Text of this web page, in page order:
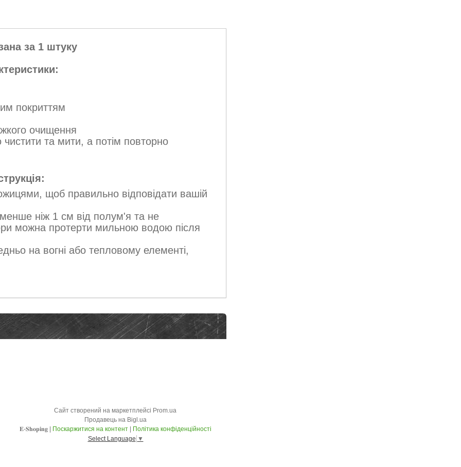
за 1 штуку
покриттям
очищення
та мити, а потім повторно
щоб правильно відповідати вашій
ніж 1 см від полум'я та не
можна протерти мильною водою після
на вогні або тепловому елементі,
Сайт створений на маркетплейсі Prom.ua
Продавець на Bigl.ua
Поскаржитися на контент
Політика конфіденційності
Select Language ▼